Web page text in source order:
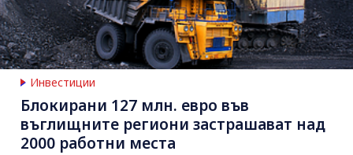
Инвестиции
Блокирани 127 млн. евро във
въглищните региони застрашават над
2000 работни места